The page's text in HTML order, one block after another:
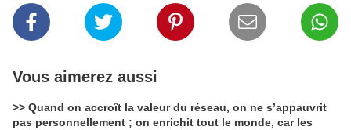
Vous aimerez aussi
>> Quand on accroît la valeur du réseau, on ne s’appauvrit
pas personnellement ; on enrichit tout le monde, car les